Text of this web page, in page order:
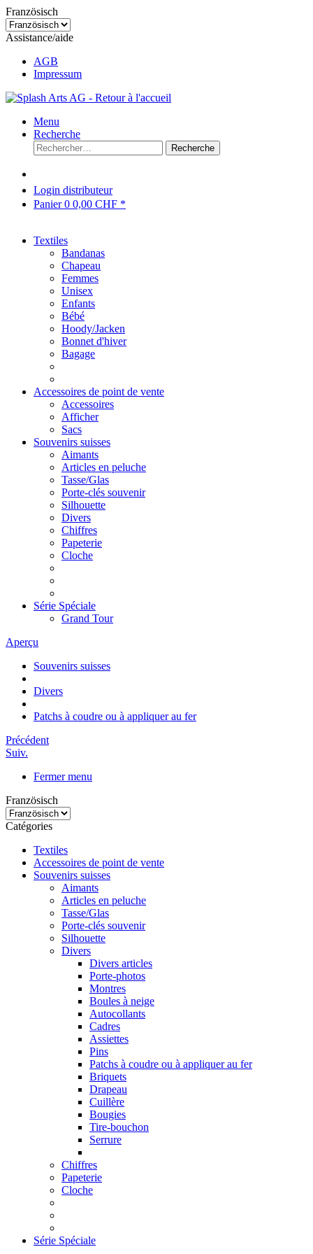
Französisch
Assistance/aide
AGB
Impressum
Menu
Recherche
Recherche
Login distributeur
Panier0 0,00 CHF *
Textiles
Bandanas
Chapeau
Femmes
Unisex
Enfants
Bébé
Hoody/Jacken
Bonnet d'hiver
Bagage
Accessoires de point de vente
Accessoires
Afficher
Sacs
Souvenirs suisses
Aimants
Articles en peluche
Tasse/Glas
Porte-clés souvenir
Silhouette
Divers
Chiffres
Papeterie
Cloche
Série Spéciale
Grand Tour
Aperçu
Souvenirs suisses
Divers
Patchs à coudre ou à appliquer au fer
Précédent
Suiv.
Fermer menu
Französisch
Catégories
Textiles
Accessoires de point de vente
Souvenirs suisses
Aimants
Articles en peluche
Tasse/Glas
Porte-clés souvenir
Silhouette
Divers
Divers articles
Porte-photos
Montres
Boules à neige
Autocollants
Cadres
Assiettes
Pins
Patchs à coudre ou à appliquer au fer
Briquets
Drapeau
Cuillère
Bougies
Tire-bouchon
Serrure
Chiffres
Papeterie
Cloche
Série Spéciale